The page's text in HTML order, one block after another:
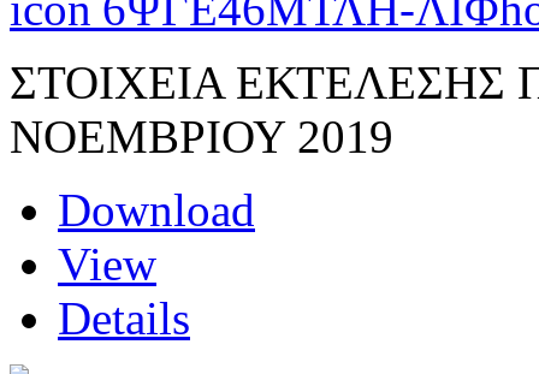
ΣΤΟΙΧΕΙΑ
ΝΟΕΜΒΡΙΟΥ 2019
Download
View
Details